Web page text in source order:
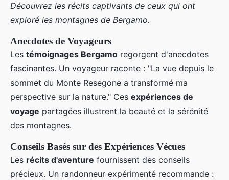
Découvrez les récits captivants de ceux qui ont
exploré les montagnes de Bergamo.
Anecdotes de Voyageurs
Les témoignages Bergamo regorgent d'anecdotes
fascinantes. Un voyageur raconte : "La vue depuis le
sommet du Monte Resegone a transformé ma
perspective sur la nature." Ces expériences de
voyage partagées illustrent la beauté et la sérénité
des montagnes.
Conseils Basés sur des Expériences Vécues
Les récits d'aventure fournissent des conseils
précieux. Un randonneur expérimenté recommande :